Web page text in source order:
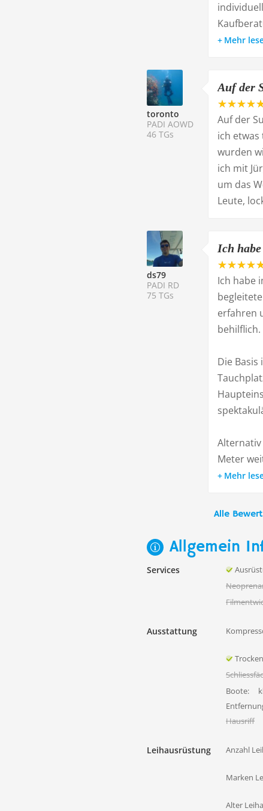
Mehr
toronto
PADI AOWD
46 TGs
Auf der
Auf der
ich etwas
wurden
ich mit
um das
Leute,
ds79
PADI RD
75 TGs
Ich
Ich habe
erfahren
behilflich.
Die Basis
Meter
Mehr
Alle
Allgemein
Services
Ausstattung
Boote:
Hausriff
Leihausrüstung Anzahl
Marken
Alter